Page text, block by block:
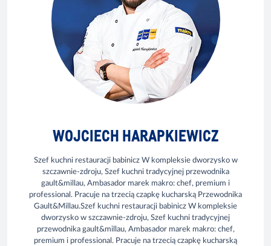
WOJCIECH HARAPKIEWICZ
Szef kuchni restauracji babinicz W kompleksie dworzysko w
szczawnie-zdroju, Szef kuchni tradycyjnej przewodnika
gault&millau, Ambasador marek makro: chef, premium i
professional. Pracuje na trzecią czapkę kucharską Przewodnika
Gault&Millau.Szef kuchni restauracji babinicz W kompleksie
dworzysko w szczawnie-zdroju, Szef kuchni tradycyjnej
przewodnika gault&millau, Ambasador marek makro: chef,
premium i professional. Pracuje na trzecią czapkę kucharską